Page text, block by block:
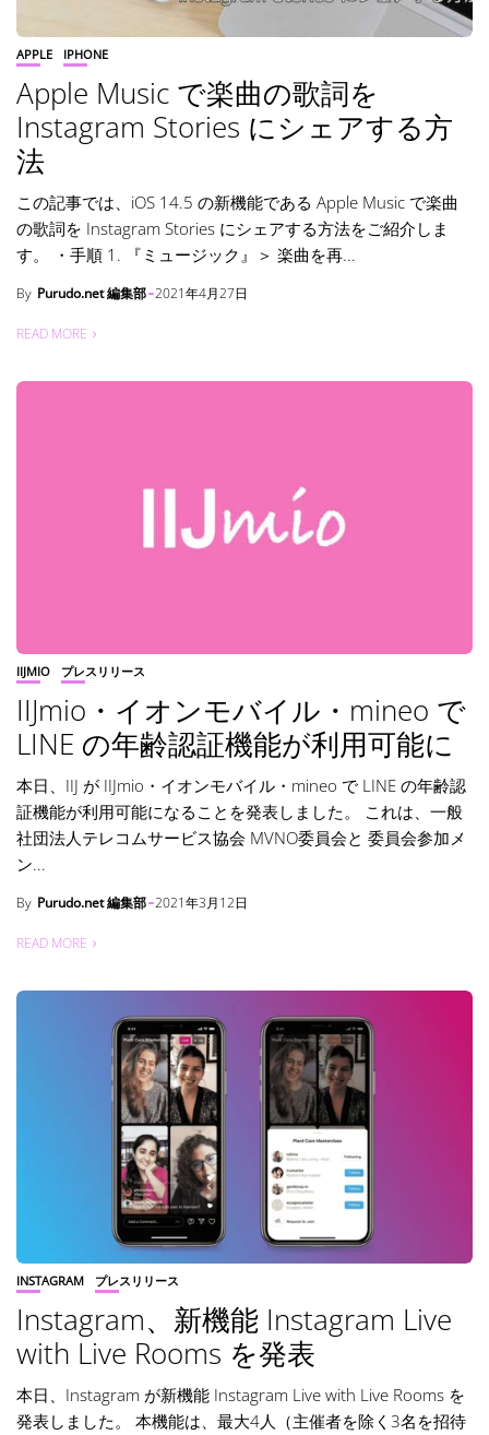
APPLE IPHONE
Apple Music で楽曲の歌詞を
Instagram Stories にシェアする方
法
この記事では、iOS 14.5 の新機能である Apple Music で楽曲
の歌詞を Instagram Stories にシェアする方法をご紹介しま
す。 ・手順 1. 『ミュージック』＞ 楽曲を再...
By Purudo.net 編集部 2021年4月27日
READ MORE
IIJMIO プレスリリース
IIJmio・イオンモバイル・mineo で
LINE の年齢認証機能が利用可能に
本日、IIJ が IIJmio・イオンモバイル・mineo で LINE の年齢認
証機能が利用可能になることを発表しました。 これは、一般
社団法人テレコムサービス協会 MVNO委員会と 委員会参加メ
ン...
By Purudo.net 編集部 2021年3月12日
READ MORE
INSTAGRAM プレスリリース
Instagram、新機能 Instagram Live
with Live Rooms を発表
本日、Instagram が新機能 Instagram Live with Live Rooms を
発表しました。 本機能は、最大4人（主催者を除く3名を招待